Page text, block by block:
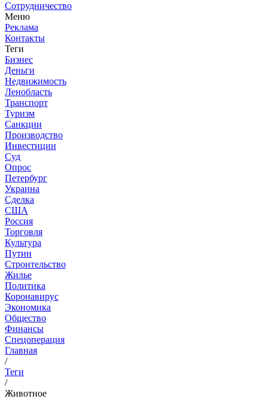
Сотрудничество
Меню
Реклама
Контакты
Теги
Бизнес
Деньги
Недвижимость
Ленобласть
Транспорт
Туризм
Санкции
Производство
Инвестиции
Суд
Опрос
Петербург
Украина
Сделка
США
Россия
Торговля
Культура
Путин
Строительство
Жилье
Политика
Коронавирус
Экономика
Общество
Финансы
Спецоперация
Главная
/
Теги
/
Животное